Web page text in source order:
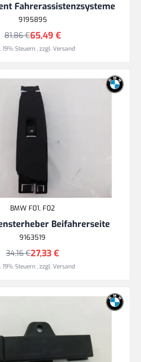
Fahrerassistenzsysteme
9195895
65,49 €
81,86 €
19% Steuern,zzgl.Versand
BMW F01, F02
Beifahrerseite
9163519
27,33 €
34,16 €
19% Steuern,zzgl.Versand